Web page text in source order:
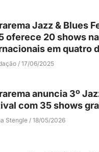
Jazz & Blues
oferece 20 shows
em quatro
17/06/2025
anuncia 3º
com 35 shows
Stengle 18/05/2026